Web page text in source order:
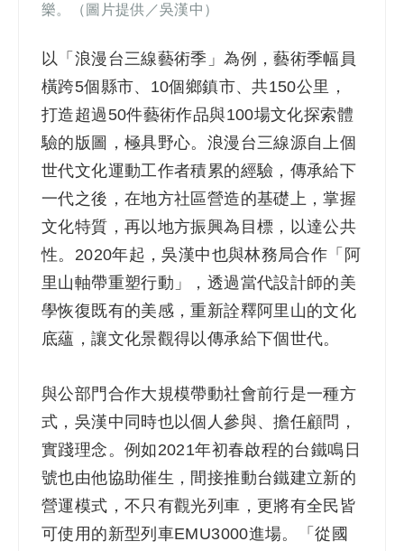
樂。（圖片提供／吳漢中）
以「浪漫台三線藝術季」為例，藝術季幅員
橫跨5個縣市、10個鄉鎮市、共150公里，
打造超過50件藝術作品與100場文化探索體
驗的版圖，極具野心。浪漫台三線源自上個
世代文化運動工作者積累的經驗，傳承給下
一代之後，在地方社區營造的基礎上，掌握
文化特質，再以地方振興為目標，以達公共
性。2020年起，吳漢中也與林務局合作「阿
里山軸帶重塑行動」，透過當代設計師的美
學恢復既有的美感，重新詮釋阿里山的文化
底蘊，讓文化景觀得以傳承給下個世代。
與公部門合作大規模帶動社會前行是一種方
式，吳漢中同時也以個人參與、擔任顧問，
實踐理念。例如2021年初春啟程的台鐵鳴日
號也由他協助催生，間接推動台鐵建立新的
營運模式，不只有觀光列車，更將有全民皆
可使用的新型列車EMU3000進場。「從國